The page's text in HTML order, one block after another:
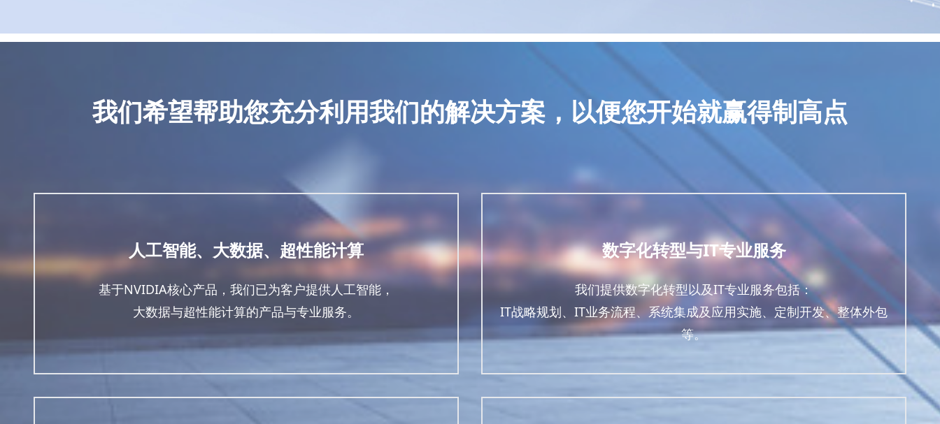
我们希望帮助您充分利用我们的解决方案，以便您开始就赢得制高点
人工智能、大数据、超性能计算
基于NVIDIA核心产品，我们已为客户提供人工智能，
大数据与超性能计算的产品与专业服务。
数字化转型与IT专业服务
我们提供数字化转型以及IT专业服务包括：
IT战略规划、IT业务流程、系统集成及应用实施、定制开发、整体外包
等。